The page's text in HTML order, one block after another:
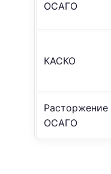
ОСАГО
КАСКО
Расторжение
ОСАГО